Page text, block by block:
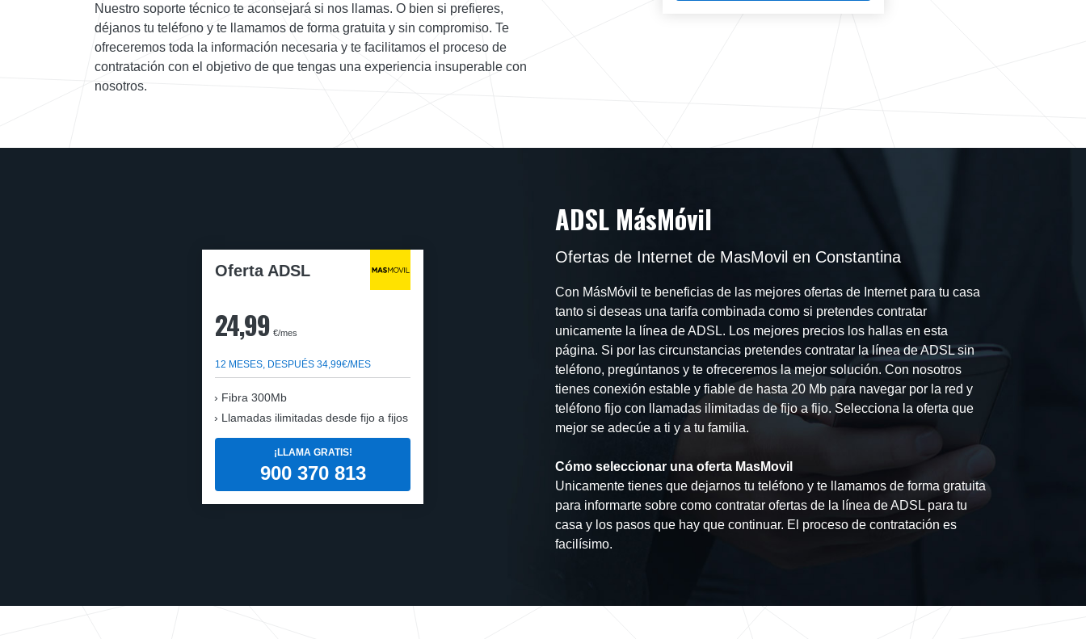
Nuestro soporte técnico te aconsejará si nos llamas. O bien si prefieres,
déjanos tu teléfono y te llamamos de forma gratuita y sin compromiso. Te
ofreceremos toda la información necesaria y te facilitamos el proceso de
contratación con el objetivo de que tengas una experiencia insuperable con
nosotros.
Oferta ADSL
24,99 €/mes
12 MESES, DESPUÉS 34,99€/MES
Fibra 300Mb
Llamadas ilimitadas desde fijo a fijos
¡LLAMA GRATIS!
900 370 813
ADSL MásMóvil
Ofertas de Internet de MasMovil en Constantina
Con MásMóvil te beneficias de las mejores ofertas de Internet para tu casa
tanto si deseas una tarifa combinada como si pretendes contratar
unicamente la línea de ADSL. Los mejores precios los hallas en esta
página. Si por las circunstancias pretendes contratar la línea de ADSL sin
teléfono, pregúntanos y te ofreceremos la mejor solución. Con nosotros
tienes conexión estable y fiable de hasta 20 Mb para navegar por la red y
teléfono fijo con llamadas ilimitadas de fijo a fijo. Selecciona la oferta que
mejor se adecúe a ti y a tu familia.
Cómo seleccionar una oferta MasMovil
Unicamente tienes que dejarnos tu teléfono y te llamamos de forma gratuita
para informarte sobre como contratar ofertas de la línea de ADSL para tu
casa y los pasos que hay que continuar. El proceso de contratación es
facilísimo.